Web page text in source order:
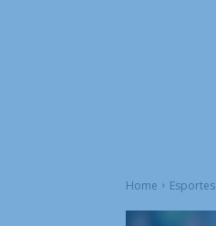
Home Esportes